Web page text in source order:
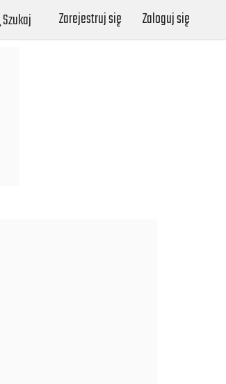
Szukaj Zarejestruj się Zaloguj się